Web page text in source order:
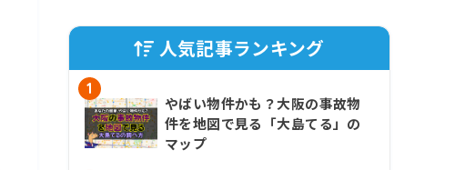
人気記事ランキング
1
やばい物件かも？大阪の事故物
件を地図で見る「大島てる」の
マップ